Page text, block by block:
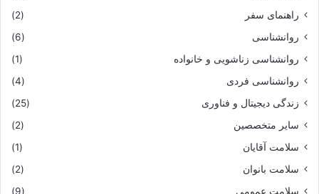
راهنمای سفر
(2)
روانشناسی
(6)
روانشناسی زناشویی و خانواده
(1)
روانشناسی فردی
(4)
زندگی دیجیتال و فناوری
(25)
سایر متخصصین
(2)
سلامت آقایان
(1)
سلامت بانوان
(2)
سلامت عمومی
(9)